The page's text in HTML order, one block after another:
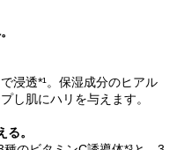
浸透*¹。保湿成分のヒアル
し肌にハリを与えます。
。